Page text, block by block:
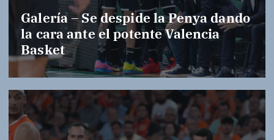
Galería – Se despide la Penya dando
la cara ante el potente Valencia
Basket